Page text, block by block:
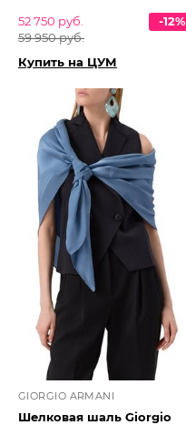
52 750 руб.
59 950 руб.
-12%
Купить на ЦУМ
GIORGIO ARMANI
Шелковая шаль Giorgio